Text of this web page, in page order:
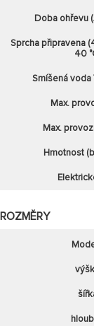
Doba ohřevu
Sprcha připravena
40
Smíšená voda
Max.
Max.
Hmotnost
ROZMĚRY